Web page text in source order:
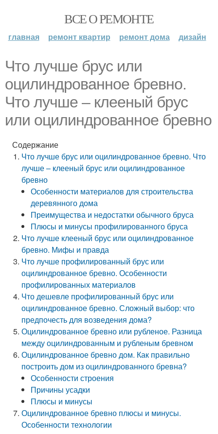
ВСЕ О РЕМОНТЕ
главная ремонт квартир ремонт дома дизайн
Что лучше брус или
оцилиндрованное бревно.
Что лучше – клееный брус
или оцилиндрованное бревно
Содержание
Что лучше брус или оцилиндрованное бревно. Что
лучше – клееный брус или оцилиндрованное
бревно
Особенности материалов для строительства
деревянного дома
Преимущества и недостатки обычного бруса
Плюсы и минусы профилированного бруса
Что лучше клееный брус или оцилиндрованное
бревно. Мифы и правда
Что лучше профилированный брус или
оцилиндрованное бревно. Особенности
профилированных материалов
Что дешевле профилированный брус или
оцилиндрованное бревно. Сложный выбор: что
предпочесть для возведения дома?
Оцилиндрованное бревно или рубленое. Разница
между оцилиндрованным и рубленым бревном
Оцилиндрованное бревно дом. Как правильно
построить дом из оцилиндрованного бревна?
Особенности строения
Причины усадки
Плюсы и минусы
Оцилиндрованное бревно плюсы и минусы.
Особенности технологии